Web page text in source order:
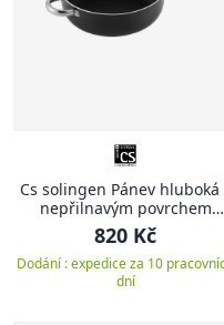
Cs solingen Pánev hluboká
nepřilnavým povrchem
Solaris Pro 24 cm
820 Kč
Dodání : expedice za 10
dní